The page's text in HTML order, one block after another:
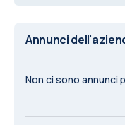
Annunci
Non ci sono annunci